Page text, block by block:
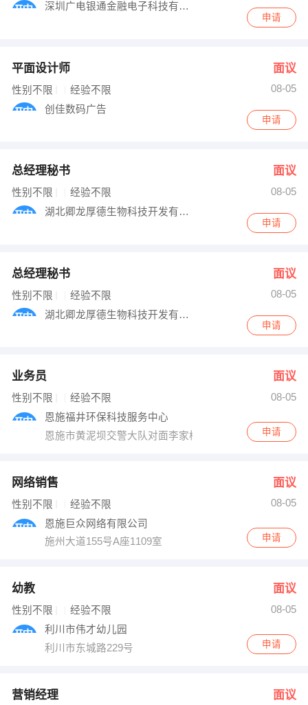
深圳广电银通金融电子科技有限公司
申请
平面设计师 面议
性别不限 经验不限
08-05
创佳数码广告
申请
总经理秘书 面议
性别不限 经验不限
08-05
湖北卿龙厚德生物科技开发有限公司
申请
总经理秘书 面议
性别不限 经验不限
08-05
湖北卿龙厚德生物科技开发有限公司
申请
业务员 面议
性别不限 经验不限
08-05
恩施福井环保科技服务中心
恩施市黄泥坝交警大队对面李家槽一号
申请
网络销售 面议
性别不限 经验不限
08-05
恩施巨众网络有限公司
施州大道155号A座1109室
申请
幼教 面议
性别不限 经验不限
08-05
利川市伟才幼儿园
利川市东城路229号
申请
营销经理 面议